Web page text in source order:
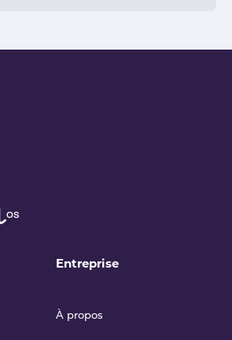
Entreprise
À propos